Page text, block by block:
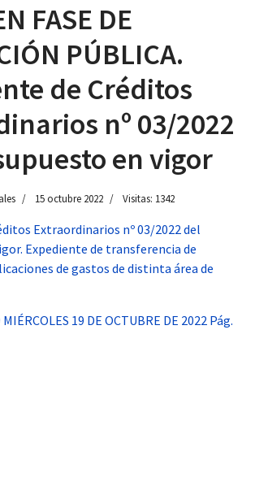
FASE DE
PÚBLICA.
de Créditos
nº 03/2022
en vigor
15 octubre 2022 Visitas: 1342
Extraordinarios nº 03/2022 del
Expediente de transferencia de
de gastos de distinta área de
19 DE OCTUBRE DE 2022 Pág.